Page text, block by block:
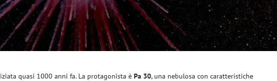
quasi 1000 anni fa. La protagonista èPa 30, una nebulosa con caratteristiche